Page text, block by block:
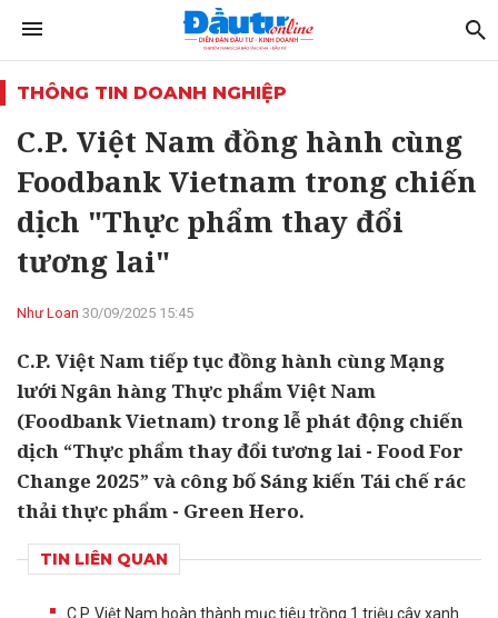
THÔNG TIN DOANH NGHIỆP
C.P. Việt Nam đồng hành cùng
Foodbank Vietnam trong chiến
dịch "Thực phẩm thay đổi
tương lai"
Như Loan 30/09/2025 15:45
C.P. Việt Nam tiếp tục đồng hành cùng Mạng
lưới Ngân hàng Thực phẩm Việt Nam
(Foodbank Vietnam) trong lễ phát động chiến
dịch “Thực phẩm thay đổi tương lai - Food For
Change 2025” và công bố Sáng kiến Tái chế rác
thải thực phẩm - Green Hero.
TIN LIÊN QUAN
C.P. Việt Nam hoàn thành mục tiêu trồng 1 triệu cây xanh